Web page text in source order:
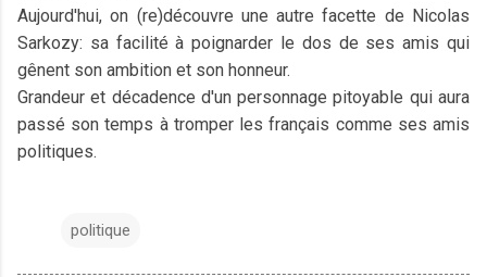
Aujourd'hui, on (re)découvre une autre facette de Nicolas
Sarkozy: sa facilité à poignarder le dos de ses amis qui
gênent son ambition et son honneur.
Grandeur et décadence d'un personnage pitoyable qui aura
passé son temps à tromper les français comme ses amis
politiques.
politique